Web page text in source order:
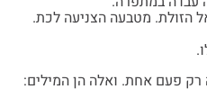
הזולת. מטבעה הצניעה לכת.
פעם אחת. ואלה הן המילים: